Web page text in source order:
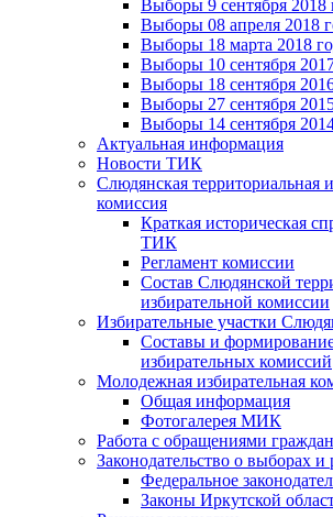
Выборы 9 сентября 2018
Выборы 08 апреля 2018
Выборы 18 марта 2018
Выборы 10 сентября
Выборы 18 сентября
Выборы 27 сентября
Выборы 14 сентября
Актуальная информация
Новости ТИК
Слюдянская территориальная
комиссия
Краткая историческая
ТИК
Регламент комиссии
Состав Слюдянской
избирательной комиссии
Избирательные участки
Составы и
избирательных комиссий
Молодежная избирательная
Общая информация
Фотогалерея МИК
Работа с обращениями граждан
Законодательство о выборах и
Федеральное
Законы Иркутской